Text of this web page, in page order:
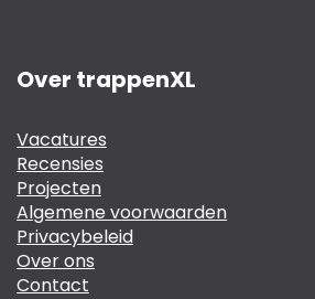
Over trappenXL
Vacatures
Recensies
Projecten
Algemene voorwaarden
Privacybeleid
Over ons
Contact